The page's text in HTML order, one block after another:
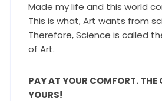
Made my life and this world
This is what, Art wants from
Therefore, Science is called
of Art.
PAY AT YOUR COMFORT. THE
YOURS!